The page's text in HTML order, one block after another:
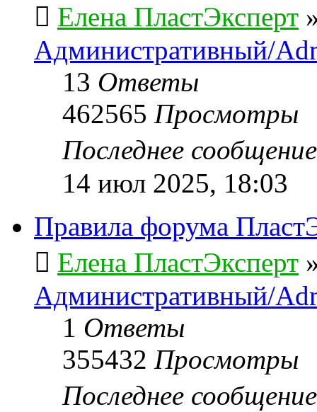
Елена ПластЭксперт
Административный/
13 Ответы
462565 Просмотры
Последнее
14 июл 2025, 18:03
Правила форума
Елена ПластЭксперт
Административный/
1 Ответы
355432 Просмотры
Последнее